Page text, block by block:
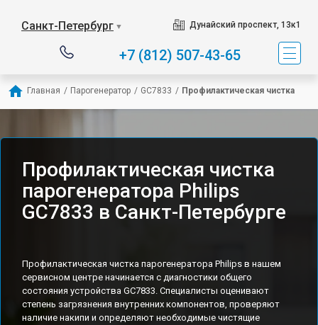
Санкт-Петербург ▼ Дунайский проспект, 13к1
+7 (812) 507-43-65
Главная / Парогенератор / GC7833 / Профилактическая чистка
Профилактическая чистка
парогенератора Philips
GC7833 в Санкт-Петербурге
Профилактическая чистка парогенератора Philips в нашем
сервисном центре начинается с диагностики общего
состояния устройства GC7833. Специалисты оценивают
степень загрязнения внутренних компонентов, проверяют
наличие накипи и определяют необходимые чистящие